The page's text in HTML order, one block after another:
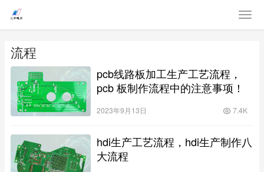
流程
pcb线路板加工生产工艺流程，
pcb 板制作流程中的注意事项！
2023年9月13日 7.4K
hdi生产工艺流程，hdi生产制作八
大流程